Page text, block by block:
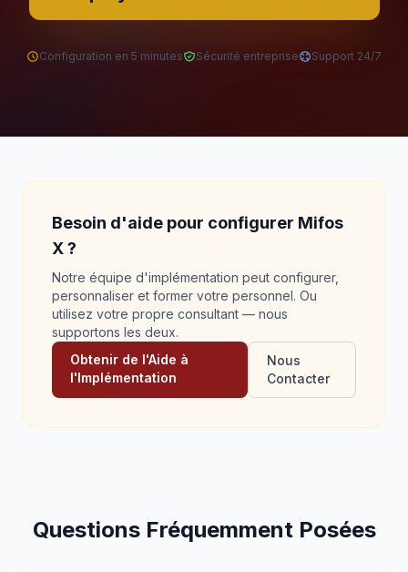
Configuration en 5 minutes Sécurité entreprise Support 24/7
Besoin d'aide pour configurer Mifos
X ?
Notre équipe d'implémentation peut configurer,
personnaliser et former votre personnel. Ou
utilisez votre propre consultant — nous
supportons les deux.
Obtenir de l'Aide à
l'Implémentation
Nous
Contacter
Questions Fréquemment Posées